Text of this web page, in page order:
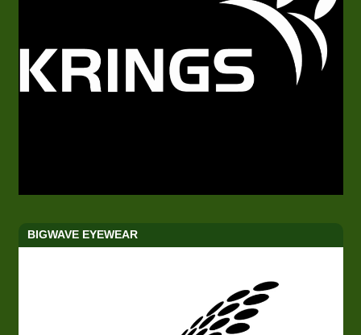
BIGWAVE EYEWEAR